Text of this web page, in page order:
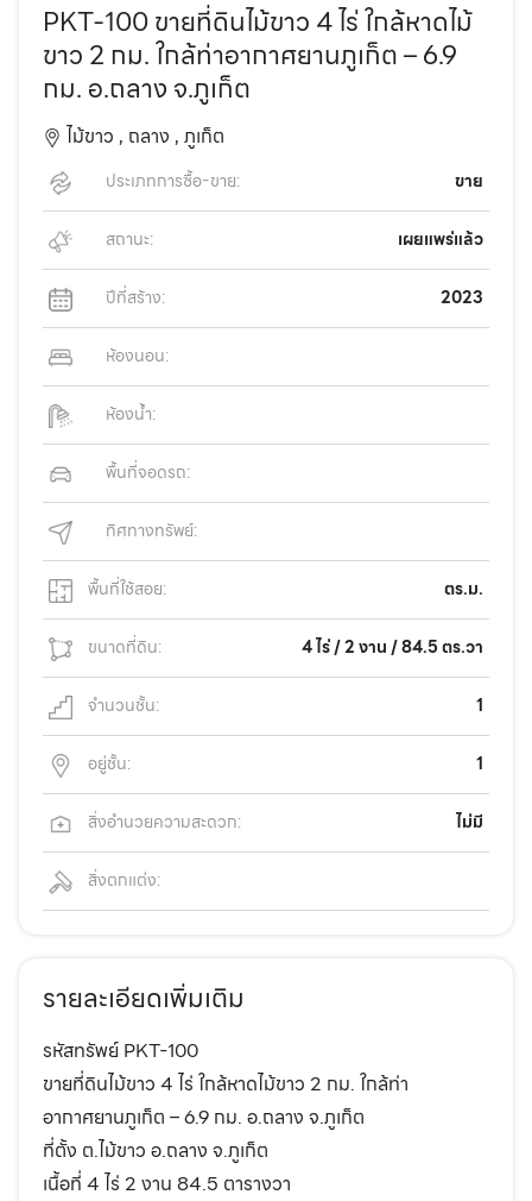
PKT-100 ขายที่ดินไม้ขาว 4 ไร่ ใกล้หาดไม้
ขาว 2 กม. ใกล้ท่าอากาศยานภูเก็ต – 6.9
กม. อ.ถลาง จ.ภูเก็ต
ไม้ขาว , ถลาง , ภูเก็ต
ประเภทการซื้อ-ขาย: ขาย
สถานะ: เผยแพร่แล้ว
ปีที่สร้าง: 2023
ห้องนอน:
ห้องน้ำ:
พื้นที่จอดรถ:
ทิศทางทรัพย์:
พื้นที่ใช้สอย: ตร.ม.
ขนาดที่ดิน: 4 ไร่ / 2 งาน / 84.5 ตร.วา
จำนวนชั้น: 1
อยู่ชั้น: 1
สิ่งอำนวยความสะดวก: ไม่มี
สิ่งตกแต่ง:
รายละเอียดเพิ่มเติม
รหัสทรัพย์ PKT-100
ขายที่ดินไม้ขาว 4 ไร่ ใกล้หาดไม้ขาว 2 กม. ใกล้ท่า
อากาศยานภูเก็ต – 6.9 กม. อ.ถลาง จ.ภูเก็ต
ที่ตั้ง ต.ไม้ขาว อ.ถลาง จ.ภูเก็ต
เนื้อที่ 4 ไร่ 2 งาน 84.5 ตารางวา